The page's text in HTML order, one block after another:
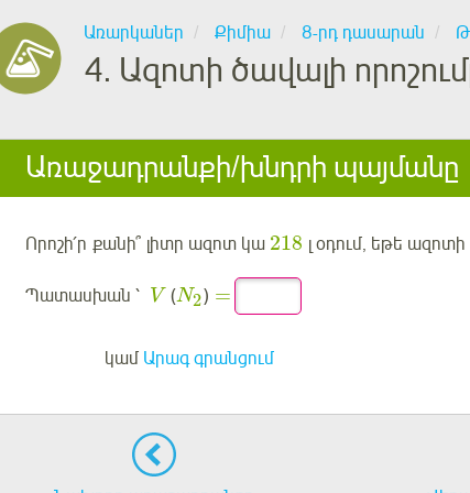
Առարկաներ Քիմիա 8-րդ դասարան
4. Ազոտի ծավալի
Առաջադրանքի/խնդրի պայմանը
Որոշի՛ր քանի՞ լիտր ազոտ կա 218 լ օդում, եթե
Պատասխան ՝ V (N2) =
կամ Արագ գրանցում